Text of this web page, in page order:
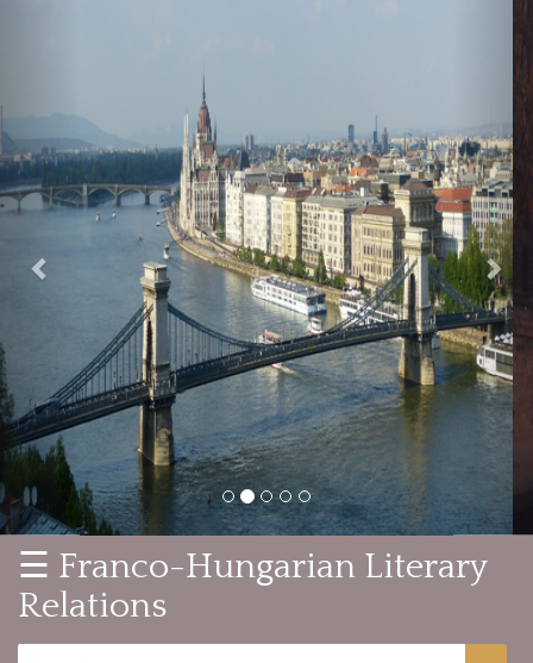
☰ Franco-Hungarian Literary
Relations